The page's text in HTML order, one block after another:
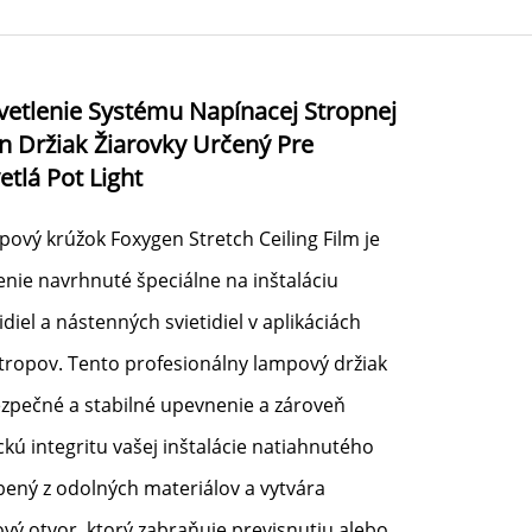
Systému Napínacej Stropnej
Držiak Žiarovky Určený Pre
Pot Light
krúžok Foxygen Stretch Ceiling Film je
navrhnuté špeciálne na inštaláciu
a nástenných svietidiel v aplikáciách
Tento profesionálny lampový držiak
a stabilné upevnenie a zároveň
integritu vašej inštalácie natiahnutého
z odolných materiálov a vytvára